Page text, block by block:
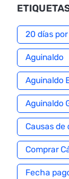
20 días
Aguinaldo
Aguinaldo
Aguinaldo
Causas de
Comprar
Fecha